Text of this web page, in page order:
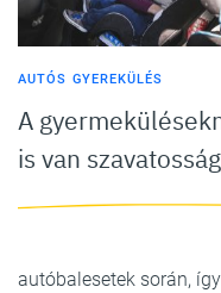
AUTÓS GYEREKÜLÉS
A
is van
autóbalesetek során,